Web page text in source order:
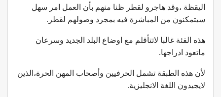
اليقظة ،وقد هاجرو لقطر ظنا منهم بأن العمل امر سهل
سيتمكنون من المباشرة فيه بمجرد وصولهم لقطر.
هذه الفئة غالبا لاتتأقلم مع اوضاع البلد الجديد وسرعان
ماتعود ادراجها.
لأن هذه الطبقة تشمل الحرفيين وأصحاب المهن الحرة،الذين
لايجيدون اللغة الانجليزية.